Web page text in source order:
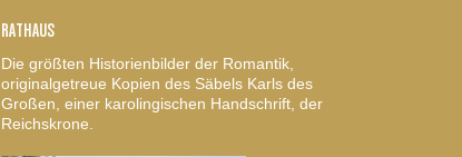
RATHAUS
Die größten Historienbilder der Romantik,
originalgetreue Kopien des Säbels Karls des
Großen, einer karolingischen Handschrift, der
Reichskrone.